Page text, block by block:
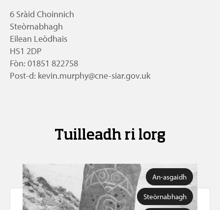
6 Sràid Choinnich
Steòrnabhagh
Eilean Leòdhais
HS1 2DP
Fòn: 01851 822758
Post-d: kevin.murphy@cne-siar.gov.uk
Tuilleadh ri lorg
An-asgaidh
Steòrnabhagh